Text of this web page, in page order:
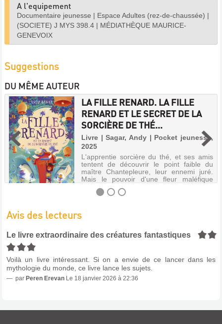
A l'equipement
Documentaire jeunesse | Espace Adultes (rez-de-chaussée) |
(SOCIETE) J MYS 398.4 | MÉDIATHÈQUE MAURICE-
GENEVOIX
Suggestions
DU MÊME AUTEUR
LA FILLE RENARD. LA FILLE
RENARD ET LE SECRET DE LA
SORCIÈRE DE THÉ...
Livre | Sagar, Andy | Pocket jeunesse,
2025
L'apprentie sorcière du thé, et ses amis
tentent de découvrir le point faible du
maître Chantepleure, leur ennemi juré.
Mais le pouvoir d'une fleur maléfique
s'empare de leurs esprits puis les dresse
les uns contre les autres. Seu...
FILLE
RENARD.
LA
FILLE
RENARD
Avis des lecteurs
Le livre extraordinaire des créatures fantastiques 5/5
Voilà un livre intéressant. Si on a envie de ce lancer dans les
mythologie du monde, ce livre lance les sujets.
par Peren Erevan Le 18 janvier 2026 à 22:36